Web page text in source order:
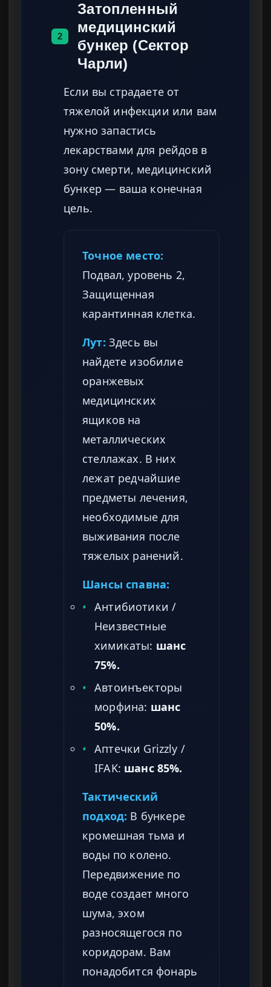
2
Затопленный
медицинский
бункер (Сектор
Чарли)
Если вы страдаете от
тяжелой инфекции или вам
нужно запастись
лекарствами для рейдов в
зону смерти, медицинский
бункер — ваша конечная
цель.
Точное место:
Подвал, уровень 2,
Защищенная
карантинная клетка.
Лут: Здесь вы
найдете изобилие
оранжевых
медицинских
ящиков на
металлических
стеллажах. В них
лежат редчайшие
предметы лечения,
необходимые для
выживания после
тяжелых ранений.
Шансы спавна:
• Антибиотики /
Неизвестные
химикаты: шанс
75%.
• Автоинъекторы
морфина: шанс
50%.
• Аптечки Grizzly /
IFAK: шанс 85%.
Тактический
подход: В бункере
кромешная тьма и
воды по колено.
Передвижение по
воде создает много
шума, эхом
разносящегося по
коридорам. Вам
понадобится фонарь